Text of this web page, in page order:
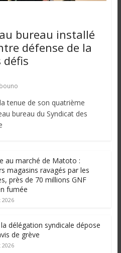
bureau installé
défense de la
défis
tenue de son quatrième
bureau du Syndicat des
au marché de Matoto :
magasins ravagés par les
près de 70 millions GNF
fumée
2026
la délégation syndicale dépose
de grève
2026